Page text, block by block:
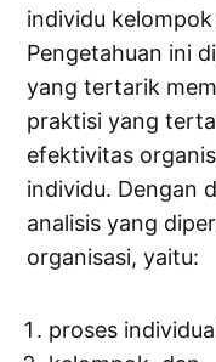
individu
Pengetahuan ini
yang tertarik
praktisi yang
efektivitas
individu. Dengan
analisis yang
organisasi, yaitu:
proses